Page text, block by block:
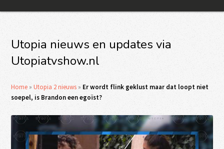
Utopia nieuws en updates via
Utopiatvshow.nl
Home »Utopia 2 nieuws » Er wordt flink geklust maar dat loopt niet
soepel, is Brandon een egoïst?